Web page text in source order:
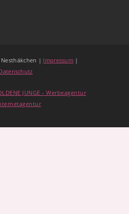
| Impressum |
JUNGE - Werbeagentur